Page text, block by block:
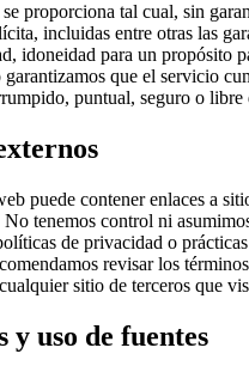
proporciona tal cual, sin
incluidas entre otras las
idoneidad para un propósito
que el servicio
puntual, seguro o libre
puede contener enlaces a
tenemos control ni
de privacidad o
revisar los
sitio de terceros que
y uso de fuentes